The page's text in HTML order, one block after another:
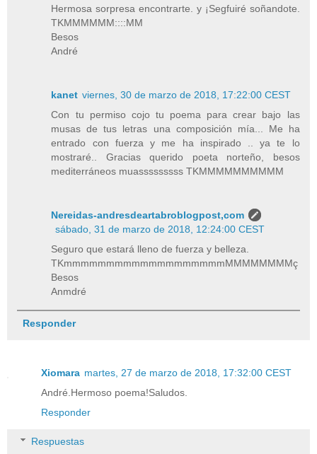
Hermosa sorpresa encontrarte. y ¡Segfuiré soñandote.
TKMMMMMM::::MM
Besos
André
kanet viernes, 30 de marzo de 2018, 17:22:00 CEST
Con tu permiso cojo tu poema para crear bajo las
musas de tus letras una composición mía... Me ha
entrado con fuerza y me ha inspirado .. ya te lo
mostraré.. Gracias querido poeta norteño, besos
mediterráneos muasssssssss TKMMMMMMMMMM
Nereidas-andresdeartabroblogpost,com
sábado, 31 de marzo de 2018, 12:24:00 CEST
Seguro que estará lleno de fuerza y belleza.
TKmmmmmmmmmmmmmmmmmmmMMMMMMMMç
Besos
Anmdré
Responder
Xiomara martes, 27 de marzo de 2018, 17:32:00 CEST
André.Hermoso poema!Saludos.
Responder
Respuestas